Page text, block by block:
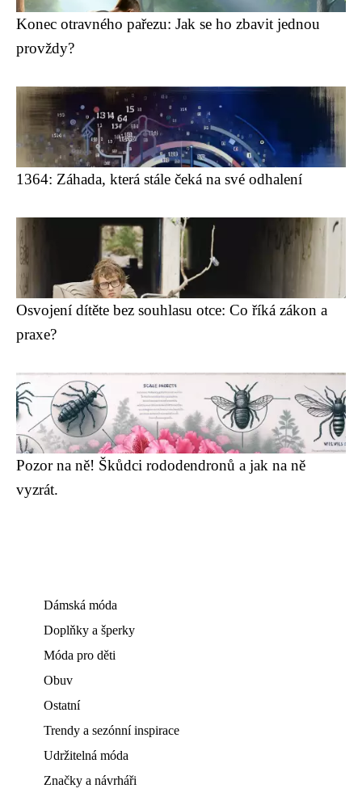
Konec otravného pařezu: Jak se ho zbavit jednou
provždy?
1364: Záhada, která stále čeká na své odhalení
Osvojení dítěte bez souhlasu otce: Co říká zákon a
praxe?
Pozor na ně! Škůdci rododendronů a jak na ně
vyzrát.
Dámská móda
Doplňky a šperky
Móda pro děti
Obuv
Ostatní
Trendy a sezónní inspirace
Udržitelná móda
Značky a návrháři